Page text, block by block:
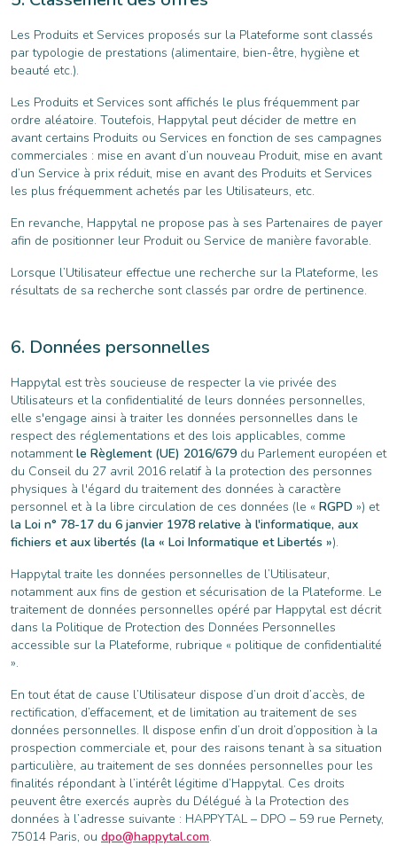
Les Produits et Services proposés sur la Plateforme sont classés
par typologie de prestations (alimentaire, bien-être, hygiène et
beauté etc.).
Les Produits et Services sont affichés le plus fréquemment par
ordre aléatoire. Toutefois, Happytal peut décider de mettre en
avant certains Produits ou Services en fonction de ses campagnes
commerciales : mise en avant d’un nouveau Produit, mise en avant
d’un Service à prix réduit, mise en avant des Produits et Services
les plus fréquemment achetés par les Utilisateurs, etc.
En revanche, Happytal ne propose pas à ses Partenaires de payer
afin de positionner leur Produit ou Service de manière favorable.
Lorsque l’Utilisateur effectue une recherche sur la Plateforme, les
résultats de sa recherche sont classés par ordre de pertinence.
Données personnelles
Happytal est très soucieuse de respecter la vie privée des
Utilisateurs et la confidentialité de leurs données personnelles,
elle s'engage ainsi à traiter les données personnelles dans le
respect des réglementations et des lois applicables, comme
notammentle Règlement (UE) 2016/679 du Parlement européen et
du Conseil du 27 avril 2016 relatif à la protection des personnes
physiques à l'égard du traitement des données à caractère
personnel et à la libre circulation de ces données (le « RGPD ») et
la Loi n° 78-17 du 6 janvier 1978 relative à l'informatique, aux
fichiers et aux libertés (la « Loi Informatique et Libertés »).
Happytal traite les données personnelles de l’Utilisateur,
notamment aux fins de gestion et sécurisation de la Plateforme. Le
traitement de données personnelles opéré par Happytal est décrit
dans la Politique de Protection des Données Personnelles
accessible sur la Plateforme, rubrique « politique de confidentialité
».
En tout état de cause l’Utilisateur dispose d’un droit d’accès, de
rectification, d’effacement, et de limitation au traitement de ses
données personnelles. Il dispose enfin d’un droit d’opposition à la
prospection commerciale et, pour des raisons tenant à sa situation
particulière, au traitement de ses données personnelles pour les
finalités répondant à l’intérêt légitime d’Happytal. Ces droits
peuvent être exercés auprès du Délégué à la Protection des
données à l’adresse suivante : HAPPYTAL – DPO – 59 rue Pernety,
75014 Paris, ou dpo@happytal.com.